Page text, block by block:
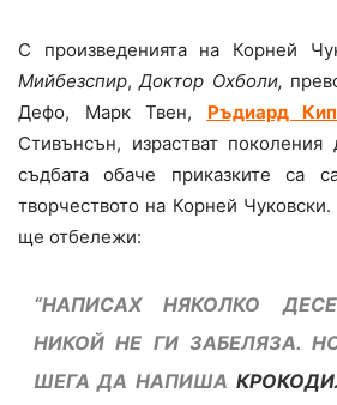
С произведенията на Корней
Мийбезспир, Доктор Охболи,
Дефо, Марк Твен, Ръдиард
Стивънсън, израстват
съдбата обаче приказките са
творчеството на Корней
ще отбележи:
“НАПИСАХ НЯКОЛКО
НИКОЙ НЕ ГИ ЗАБЕЛЯЗА.
ШЕГА ДА НАПИША